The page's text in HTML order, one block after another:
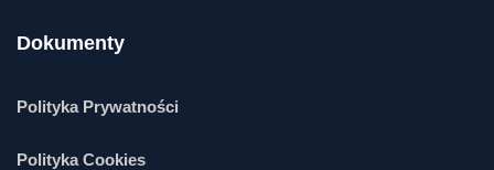
Dokumenty
Polityka Prywatności
Polityka Cookies